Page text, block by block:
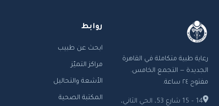
رعاية طبية متكاملة في القاهرة
الجديدة — التجمع الخامس.
مفتوح ٢٤ ساعة.
14 – 15 شارع 53، الحي الثاني،
روابط
ابحث عن طبيب
مراكز التميّز
الأشعة والتحاليل
المكتبة الصحية